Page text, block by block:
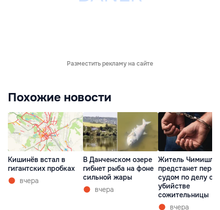
Разместить рекламу на сайте
Похожие новости
Кишинёв встал в
гигантских пробках
вчера
В Данченском озере
гибнет рыба на фоне
сильной жары
вчера
Житель
предстанет перед
судом по делу об
убийстве
сожительницы
вчера